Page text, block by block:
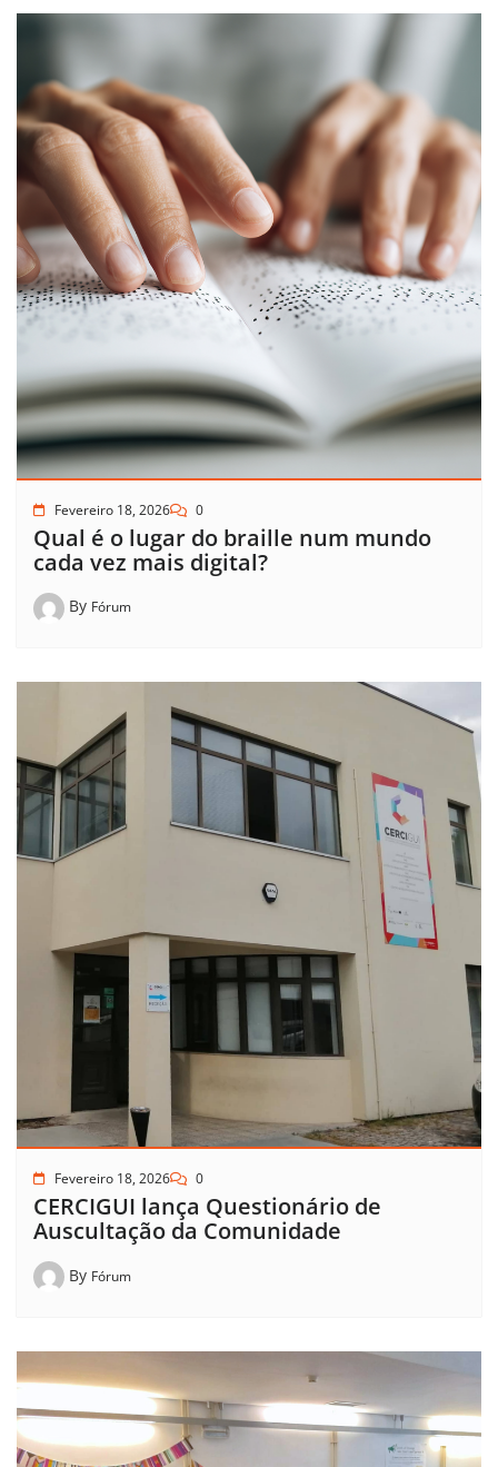
Fevereiro 18, 2026 0
Qual é o lugar do braille num mundo
cada vez mais digital?
By Fórum
Fevereiro 18, 2026 0
CERCIGUI lança Questionário de
Auscultação da Comunidade
By Fórum